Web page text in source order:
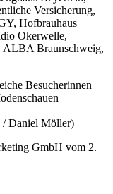
Versicherung,
Hofbrauhaus
Okerwelle,
ALBA Braunschweig,
Besucherinnen
/ Daniel Möller)
GmbH vom 2.